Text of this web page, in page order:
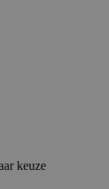
keuze